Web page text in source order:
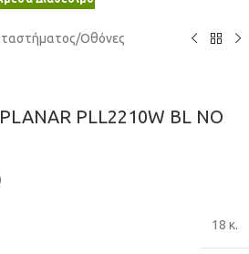
/Οθόνες
PLL2210W BL NO
18 κ.